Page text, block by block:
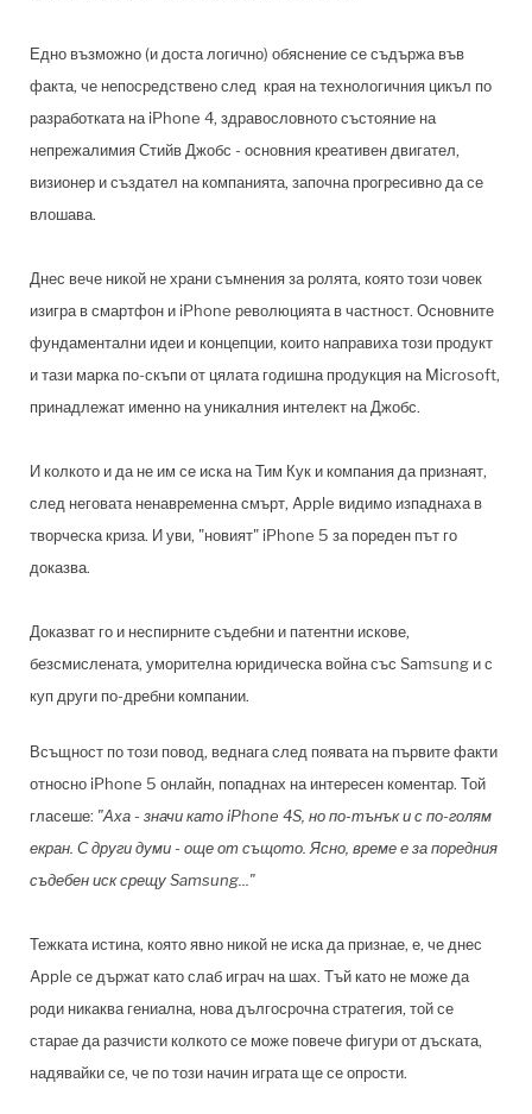
Едно възможно (и доста логично) обяснение се съдържа във
факта, че непосредствено след края на технологичния цикъл по
разработката на iPhone 4, здравословното състояние на
непрежалимия Стийв Джобс - основния креативен двигател,
визионер и създател на компанията, започна прогресивно да се
влошава.
Днес вече никой не храни съмнения за ролята, която този човек
изигра в смартфон и iPhone революцията в частност. Основните
фундаментални идеи и концепции, които направиха този продукт
и тази марка по-скъпи от цялата годишна продукция на Microsoft,
принадлежат именно на уникалния интелект на Джобс.
И колкото и да не им се иска на Тим Кук и компания да признаят,
след неговата ненавременна смърт, Apple видимо изпаднаха в
творческа криза. И уви, "новият" iPhone 5 за пореден път го
доказва.
Доказват го и неспирните съдебни и патентни искове,
безсмислената, уморителна юридическа война със Samsung и с
куп други по-дребни компании.
Всъщност по този повод, веднага след появата на първите факти
относно iPhone 5 онлайн, попаднах на интересен коментар. Той
гласеше: "Аха - значи като iPhone 4S, но по-тънък и с по-голям
екран. С други думи - още от същото. Ясно, време е за поредния
съдебен иск срещу Samsung..."
Тежката истина, която явно никой не иска да признае, е, че днес
Apple се държат като слаб играч на шах. Тъй като не може да
роди никаква гениална, нова дългосрочна стратегия, той се
старае да разчисти колкото се може повече фигури от дъската,
надявайки се, че по този начин играта ще се опрости.